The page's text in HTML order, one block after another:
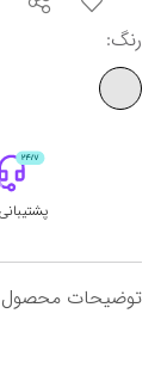
رنگ:
توضیحات محصول